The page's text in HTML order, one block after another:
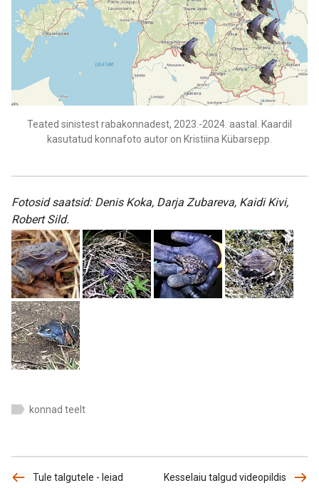
Teated sinistest rabakonnadest, 2023.-2024. aastal. Kaardil
kasutatud konnafoto autor on Kristiina Kübarsepp.
Fotosid saatsid: Denis Koka, Darja Zubareva, Kaidi Kivi,
Robert Sild.
konnad teelt
Tule talgutele - leiad
Kesselaiu talgud videopildis